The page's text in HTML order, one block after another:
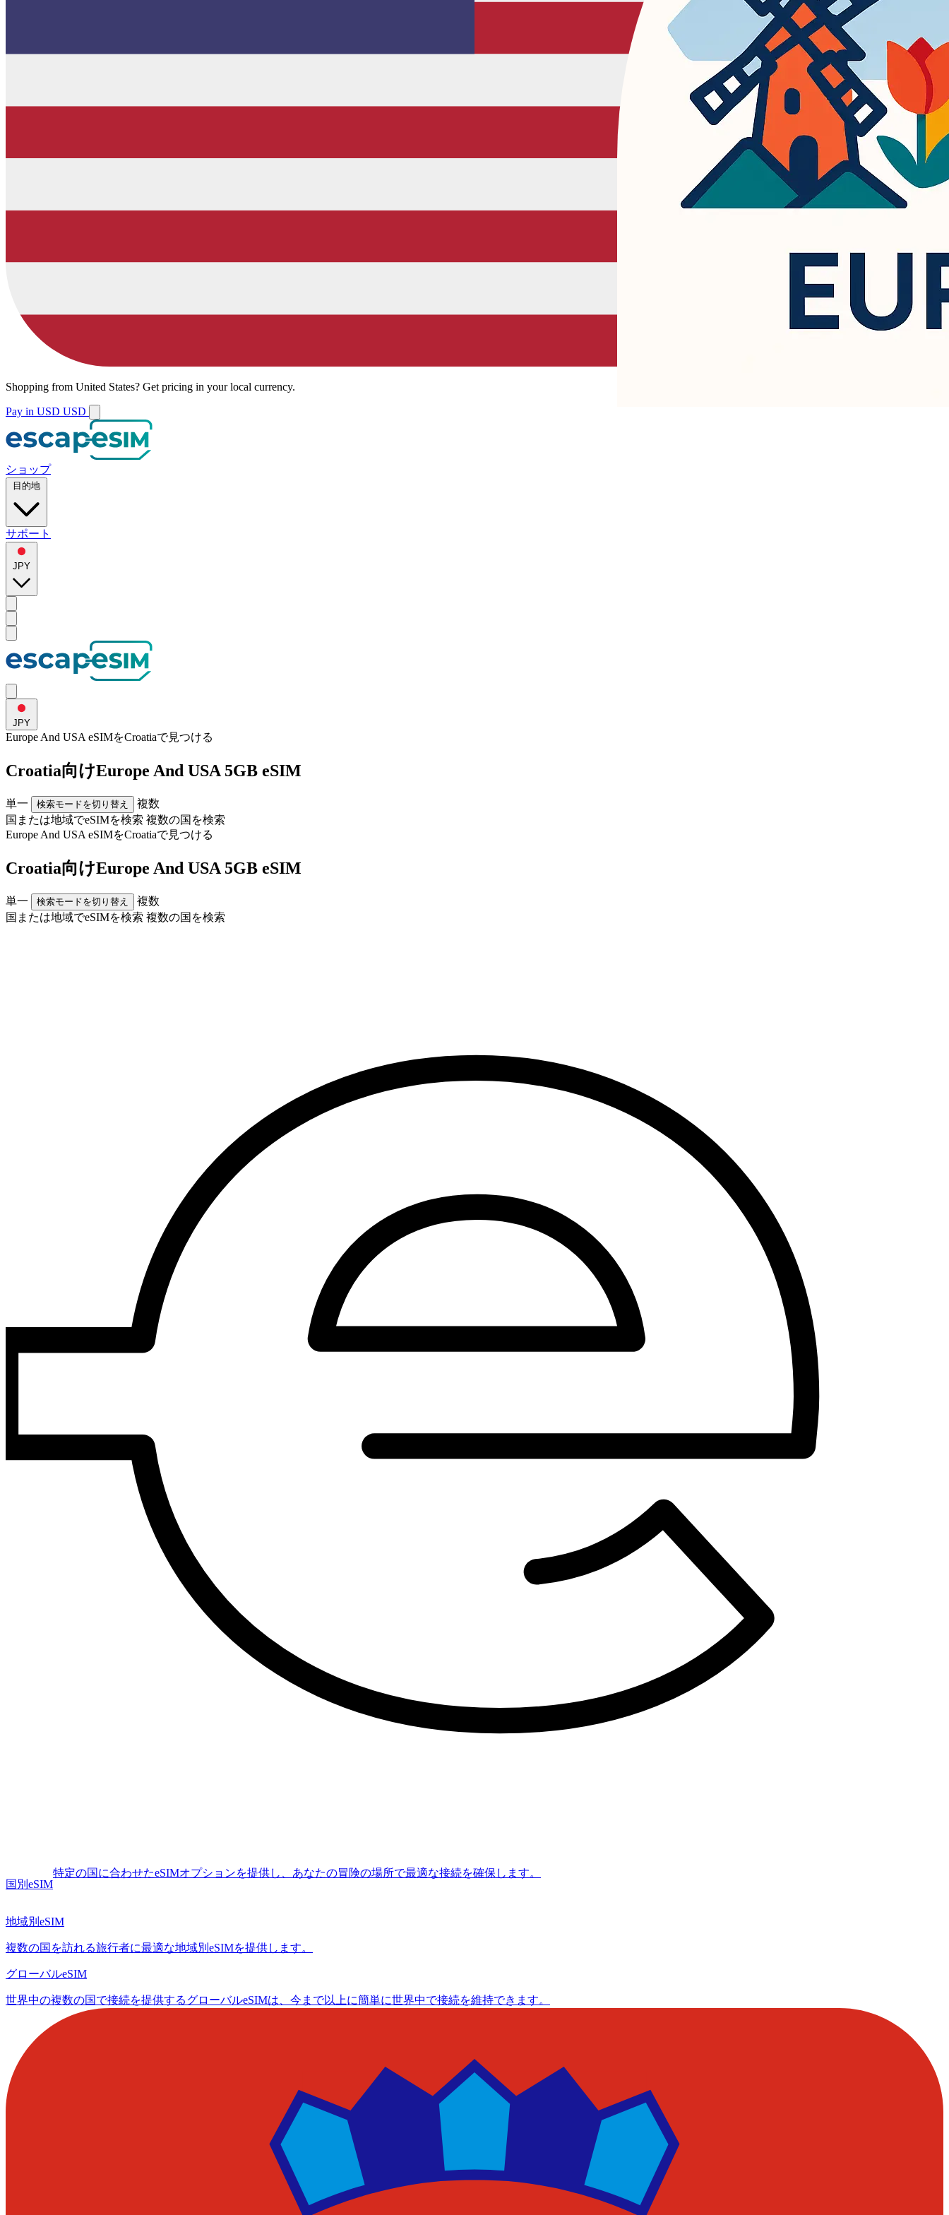
Shopping from United States? Get pricing in your local currency.
Pay in USD USD
ショップ
目的地
サポート
JPY
JPY
Europe And USA eSIMをCroatiaで見つける
Croatia向けEurope And USA 5GB eSIM
単一 検索モードを切り替え
複数
国または地域でeSIMを検索 複数の国を検索
Europe And USA eSIMをCroatiaで見つける
Croatia向けEurope And USA 5GB eSIM
単一 検索モードを切り替え
複数
国または地域でeSIMを検索 複数の国を検索
国別eSIM
特定の国に合わせたeSIMオプションを提供し、あなたの冒険の場所で最適な接続を確保します。
地域別eSIM
複数の国を訪れる旅行者に最適な地域別eSIMを提供します。
グローバルeSIM
世界中の複数の国で接続を提供するグローバルeSIMは、今まで以上に簡単に世界中で接続を維持できます。